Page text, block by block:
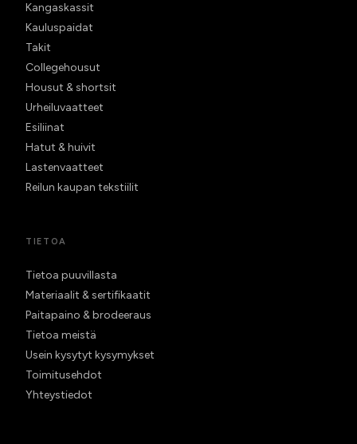
Kangaskassit
Kauluspaidat
Takit
Collegehousut
Housut & shortsit
Urheiluvaatteet
Esiliinat
Hatut & huivit
Lastenvaatteet
Reilun kaupan tekstiilit
TIETOA
Tietoa puuvillasta
Materiaalit & sertifikaatit
Paitapaino & brodeeraus
Tietoa meistä
Usein kysytyt kysymykset
Toimitusehdot
Yhteystiedot